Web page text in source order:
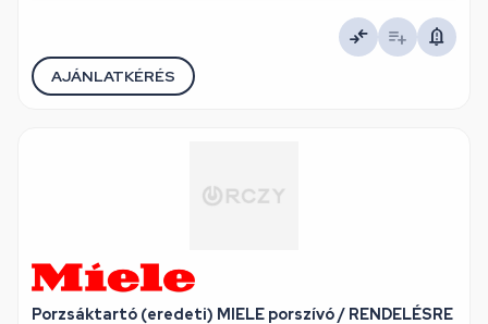
AJÁNLATKÉRÉS
Porzsáktartó (eredeti) MIELE porszívó / RENDELÉSRE